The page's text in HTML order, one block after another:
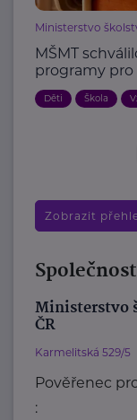
Ministerstvo
MŠMT
programy pro
Děti Škola
Zobrazit
Ministerstvo
ČR
Karmelitská 529/5
Pověřenec
: